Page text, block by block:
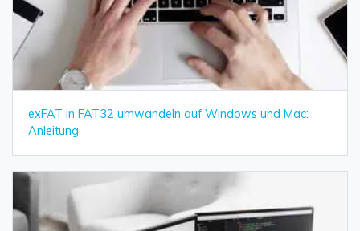
exFAT in FAT32 umwandeln auf Windows und Mac:
Anleitung